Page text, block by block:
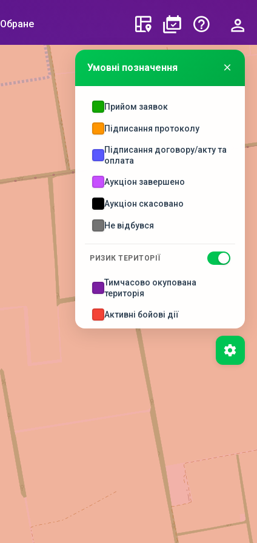
Обране
Умовні позначення
Прийом заявок
Підписання протоколу
Підписання договору/акту та
оплата
Аукціон завершено
Аукціон скасовано
Не відбувся
РИЗИК ТЕРИТОРІЇ
Тимчасово окупована
територія
Активні бойові дії
Можливі бойові дії
Деокупована територія
Бойові дії завершені
НЕБЕЗПЕЧНІ ТЕРИТОРІЇ